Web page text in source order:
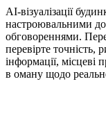
AI-візуалізації
настроювальними
обговореннями.
перевірте
інформації,
в оману щодо